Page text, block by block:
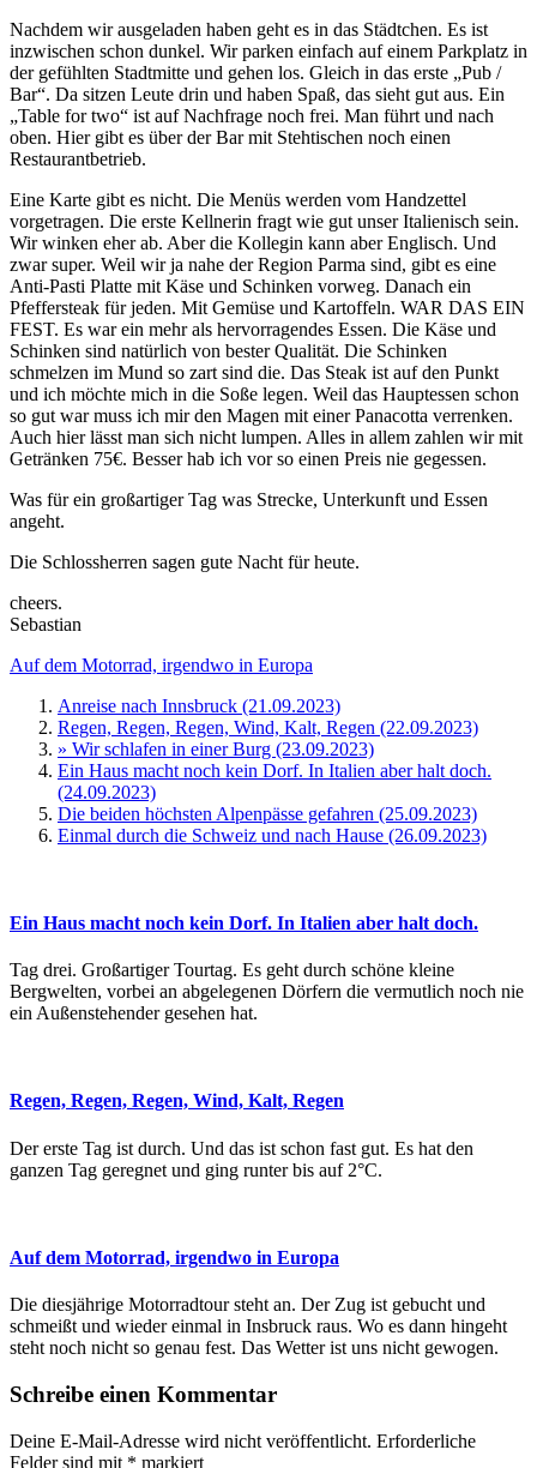
Nachdem wir ausgeladen haben geht es in das Städtchen. Es ist
inzwischen schon dunkel. Wir parken einfach auf einem Parkplatz in
der gefühlten Stadtmitte und gehen los. Gleich in das erste „Pub /
Bar“. Da sitzen Leute drin und haben Spaß, das sieht gut aus. Ein
„Table for two“ ist auf Nachfrage noch frei. Man führt und nach
oben. Hier gibt es über der Bar mit Stehtischen noch einen
Restaurantbetrieb.
Eine Karte gibt es nicht. Die Menüs werden vom Handzettel
vorgetragen. Die erste Kellnerin fragt wie gut unser Italienisch sein.
Wir winken eher ab. Aber die Kollegin kann aber Englisch. Und
zwar super. Weil wir ja nahe der Region Parma sind, gibt es eine
Anti-Pasti Platte mit Käse und Schinken vorweg. Danach ein
Pfeffersteak für jeden. Mit Gemüse und Kartoffeln. WAR DAS EIN
FEST. Es war ein mehr als hervorragendes Essen. Die Käse und
Schinken sind natürlich von bester Qualität. Die Schinken
schmelzen im Mund so zart sind die. Das Steak ist auf den Punkt
und ich möchte mich in die Soße legen. Weil das Hauptessen schon
so gut war muss ich mir den Magen mit einer Panacotta verrenken.
Auch hier lässt man sich nicht lumpen. Alles in allem zahlen wir mit
Getränken 75€. Besser hab ich vor so einen Preis nie gegessen.
Was für ein großartiger Tag was Strecke, Unterkunft und Essen
angeht.
Die Schlossherren sagen gute Nacht für heute.
cheers.
Sebastian
Auf dem Motorrad, irgendwo in Europa
Anreise nach Innsbruck (21.09.2023)
Regen, Regen, Regen, Wind, Kalt, Regen (22.09.2023)
» Wir schlafen in einer Burg (23.09.2023)
Ein Haus macht noch kein Dorf. In Italien aber halt doch.
(24.09.2023)
Die beiden höchsten Alpenpässe gefahren (25.09.2023)
Einmal durch die Schweiz und nach Hause (26.09.2023)
Ein Haus macht noch kein Dorf. In Italien aber halt doch.
Tag drei. Großartiger Tourtag. Es geht durch schöne kleine
Bergwelten, vorbei an abgelegenen Dörfern die vermutlich noch nie
ein Außenstehender gesehen hat.
Regen, Regen, Regen, Wind, Kalt, Regen
Der erste Tag ist durch. Und das ist schon fast gut. Es hat den
ganzen Tag geregnet und ging runter bis auf 2°C.
Auf dem Motorrad, irgendwo in Europa
Die diesjährige Motorradtour steht an. Der Zug ist gebucht und
schmeißt und wieder einmal in Insbruck raus. Wo es dann hingeht
steht noch nicht so genau fest. Das Wetter ist uns nicht gewogen.
Schreibe einen Kommentar
Deine E-Mail-Adresse wird nicht veröffentlicht. Erforderliche
Felder sind mit * markiert